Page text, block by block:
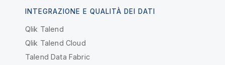
INTEGRAZIONE E QUALITÀ DEI DATI
Qlik Talend
Qlik Talend Cloud
Talend Data Fabric